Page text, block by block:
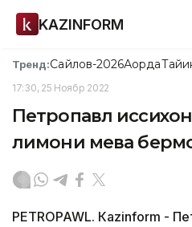
KAZINFORM
Тренд:Сайлов-2026Ақорда
17:30, 25 Ноябр 2022
Петропавл
лимони мева
PETROPAWL. Кazinform -